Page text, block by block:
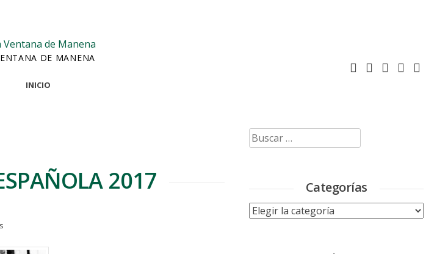
DE MANENA
INICIO
2017
Buscar:
Categorías
Categorías